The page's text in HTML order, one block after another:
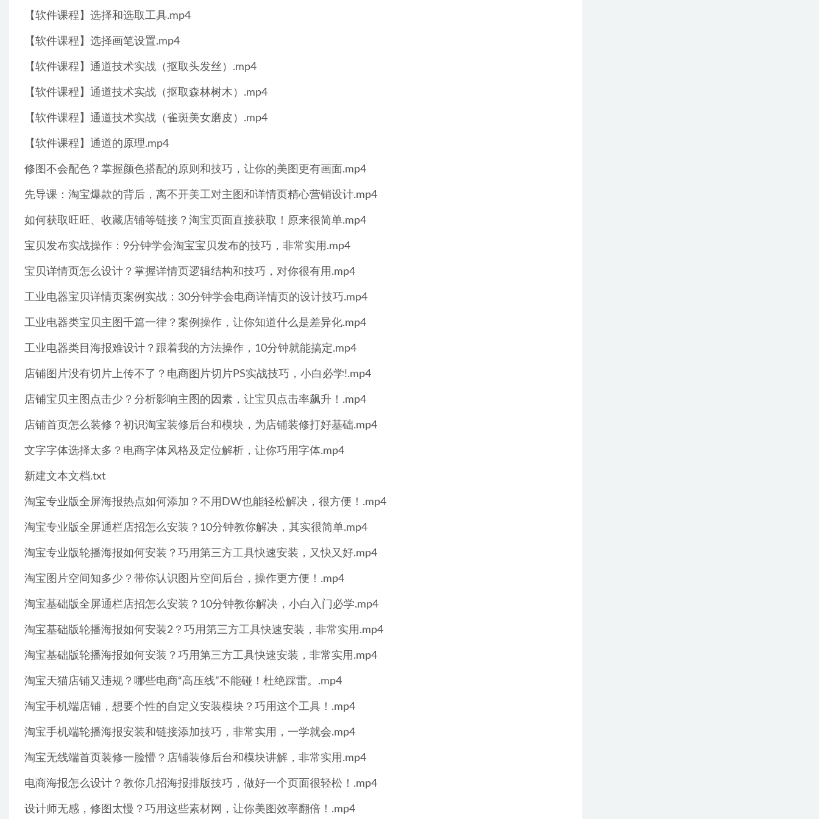
【软件课程】选择和选取工具.mp4
【软件课程】选择画笔设置.mp4
【软件课程】通道技术实战（抠取头发丝）.mp4
【软件课程】通道技术实战（抠取森林树木）.mp4
【软件课程】通道技术实战（雀斑美女磨皮）.mp4
【软件课程】通道的原理.mp4
修图不会配色？掌握颜色搭配的原则和技巧，让你的美图更有画面.mp4
先导课：淘宝爆款的背后，离不开美工对主图和详情页精心营销设计.mp4
如何获取旺旺、收藏店铺等链接？淘宝页面直接获取！原来很简单.mp4
宝贝发布实战操作：9分钟学会淘宝宝贝发布的技巧，非常实用.mp4
宝贝详情页怎么设计？掌握详情页逻辑结构和技巧，对你很有用.mp4
工业电器宝贝详情页案例实战：30分钟学会电商详情页的设计技巧.mp4
工业电器类宝贝主图千篇一律？案例操作，让你知道什么是差异化.mp4
工业电器类目海报难设计？跟着我的方法操作，10分钟就能搞定.mp4
店铺图片没有切片上传不了？电商图片切片PS实战技巧，小白必学!.mp4
店铺宝贝主图点击少？分析影响主图的因素，让宝贝点击率飙升！.mp4
店铺首页怎么装修？初识淘宝装修后台和模块，为店铺装修打好基础.mp4
文字字体选择太多？电商字体风格及定位解析，让你巧用字体.mp4
新建文本文档.txt
淘宝专业版全屏海报热点如何添加？不用DW也能轻松解决，很方便！.mp4
淘宝专业版全屏通栏店招怎么安装？10分钟教你解决，其实很简单.mp4
淘宝专业版轮播海报如何安装？巧用第三方工具快速安装，又快又好.mp4
淘宝图片空间知多少？带你认识图片空间后台，操作更方便！.mp4
淘宝基础版全屏通栏店招怎么安装？10分钟教你解决，小白入门必学.mp4
淘宝基础版轮播海报如何安装2？巧用第三方工具快速安装，非常实用.mp4
淘宝基础版轮播海报如何安装？巧用第三方工具快速安装，非常实用.mp4
淘宝天猫店铺又违规？哪些电商“高压线”不能碰！杜绝踩雷。.mp4
淘宝手机端店铺，想要个性的自定义安装模块？巧用这个工具！.mp4
淘宝手机端轮播海报安装和链接添加技巧，非常实用，一学就会.mp4
淘宝无线端首页装修一脸懵？店铺装修后台和模块讲解，非常实用.mp4
电商海报怎么设计？教你几招海报排版技巧，做好一个页面很轻松！.mp4
设计师无感，修图太慢？巧用这些素材网，让你美图效率翻倍！.mp4